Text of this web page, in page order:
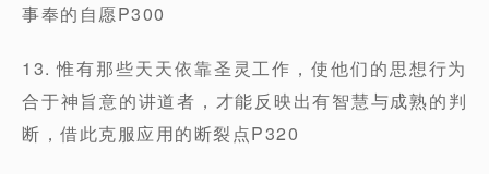
事奉的自愿P300
13. 惟有那些天天依靠圣灵工作，使他们的思想行为
合于神旨意的讲道者，才能反映出有智慧与成熟的判
断，借此克服应用的断裂点P320